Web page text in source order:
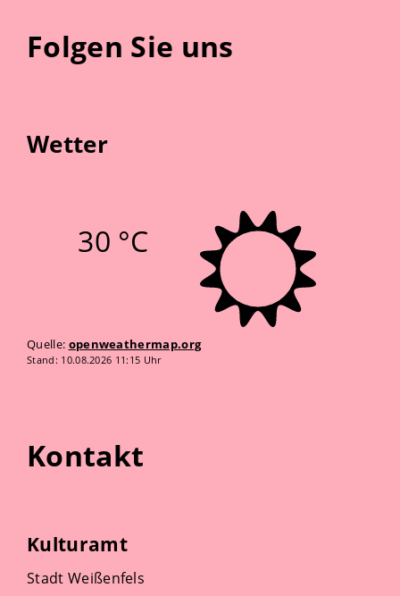
Folgen Sie uns
Wetter
30 °C
Quelle: openweathermap.org
Stand: 10.08.2026 11:15 Uhr
Kontakt
Kulturamt
Stadt Weißenfels